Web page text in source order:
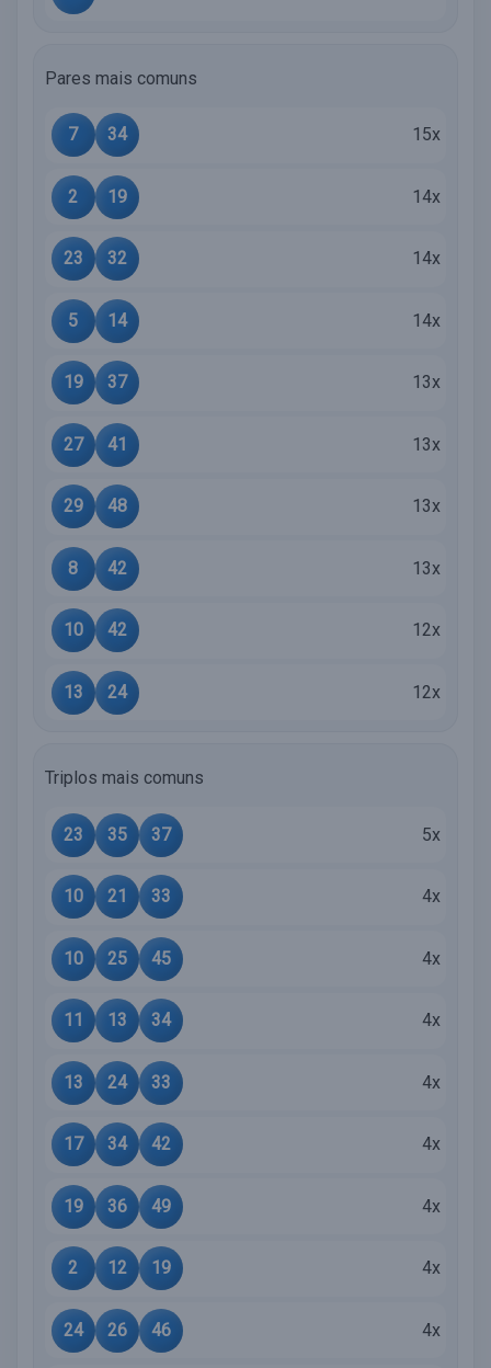
Pares mais comuns
7 34 15x
2 19 14x
23 32 14x
5 14 14x
19 37 13x
27 41 13x
29 48 13x
8 42 13x
10 42 12x
13 24 12x
Triplos mais comuns
23 35 37 5x
10 21 33 4x
10 25 45 4x
11 13 34 4x
13 24 33 4x
17 34 42 4x
19 36 49 4x
2 12 19 4x
24 26 46 4x